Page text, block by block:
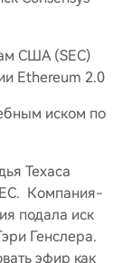
США (SEC)
Ethereum 2.0
иском по
Техаса
Компания-
подала иск
Генслера.
эфир как